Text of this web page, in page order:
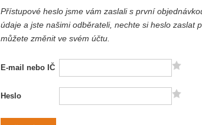
Přístupové heslo jsme vám zaslali s první
údaje a jste našimi odběrateli, nechte si heslo zaslat
můžete změnit ve svém účtu.
E-mail nebo IČ
Heslo